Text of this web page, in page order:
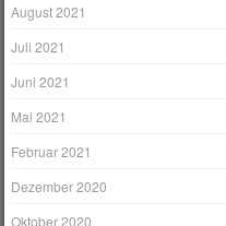
August 2021
Juli 2021
Juni 2021
Mai 2021
Februar 2021
Dezember 2020
Oktober 2020